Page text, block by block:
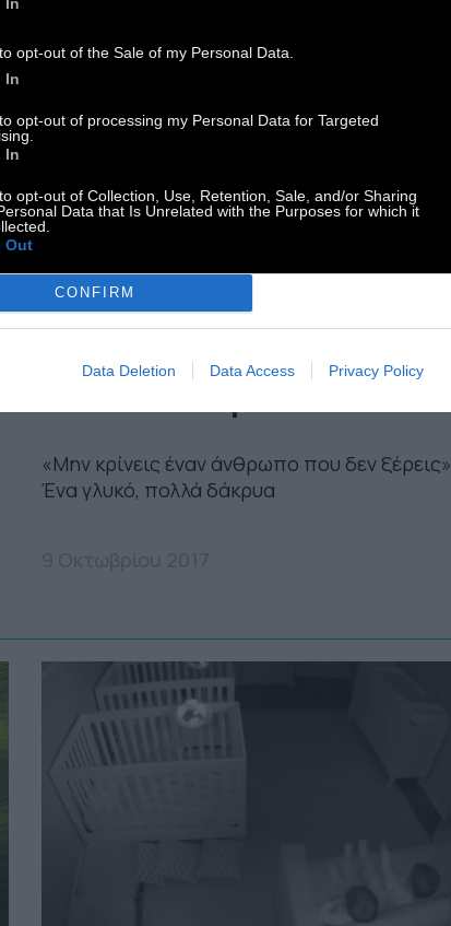
opt-out of the Sale of my Personal Data.
In
opt-out of processing my Personal Data for Targeted
In
opt-out of Collection, Use, Retention, Sale, and/or Sharing
Data that Is Unrelated with the Purposes for which it
Out
CONFIRM
Data Deletion Data Access Privacy Policy
VIDEO
Το ταινιάκι που αγάπησε
«Μην κρίνεις έναν άνθρωπο που δεν ξέρεις».
Ένα γλυκό, πολλά δάκρυα